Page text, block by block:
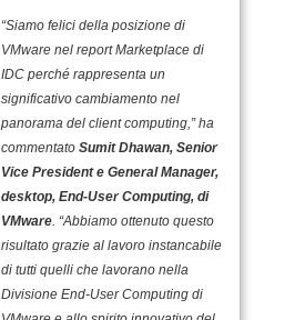
“Siamo felici della posizione di
VMware nel report Marketplace di
IDC perché rappresenta un
significativo cambiamento nel
panorama del client computing,” ha
commentato Sumit Dhawan, Senior
Vice President e General Manager,
desktop, End-User Computing, di
VMware . “Abbiamo ottenuto questo
risultato grazie al lavoro instancabile
di tutti quelli che lavorano nella
Divisione End-User Computing di